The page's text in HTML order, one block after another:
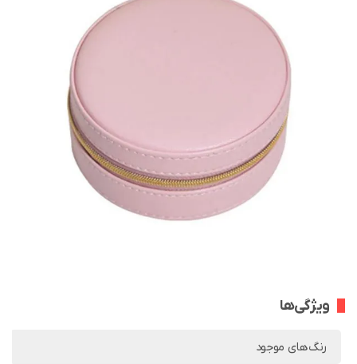
ویژگی‌ها
رنگ‌های موجود